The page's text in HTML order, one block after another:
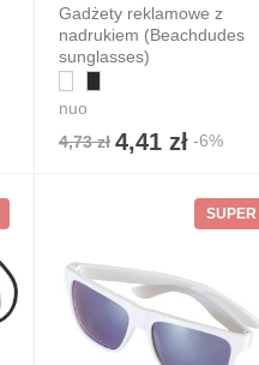
Gadżety reklamowe z
nadrukiem (Beachdudes
sunglasses)
nuo
4,73 zł 4,41 zł-6%
SUPER